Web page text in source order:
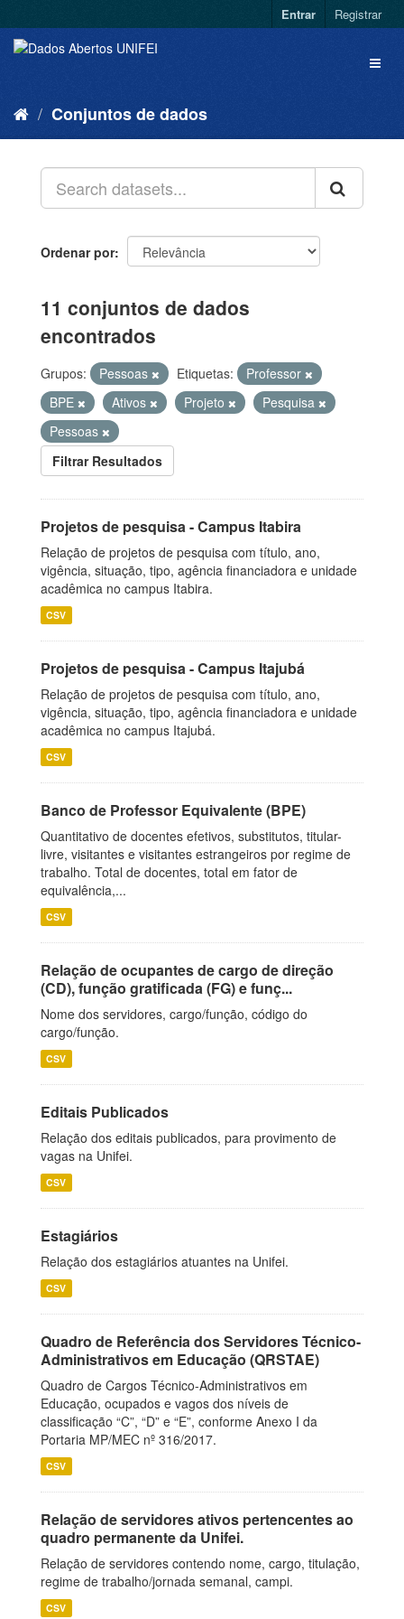
Entrar Registrar
Conjuntos de dados
Ordenar por
11 conjuntos de dados
encontrados
Grupos: Pessoas Etiquetas:
Professor
BPE
Ativos Projeto
Pesquisa
Pessoas
Filtrar Resultados
Projetos de pesquisa - Campus Itabira
Relação de projetos de pesquisa com título, ano,
vigência, situação, tipo, agência financiadora e unidade
acadêmica no campus Itabira.
CSV
Projetos de pesquisa - Campus Itajubá
Relação de projetos de pesquisa com título, ano,
vigência, situação, tipo, agência financiadora e unidade
acadêmica no campus Itajubá.
CSV
Banco de Professor Equivalente (BPE)
Quantitativo de docentes efetivos, substitutos, titular-
livre, visitantes e visitantes estrangeiros por regime de
trabalho. Total de docentes, total em fator de
equivalência,...
CSV
Relação de ocupantes de cargo de direção
(CD), função gratificada (FG) e funç...
Nome dos servidores, cargo/função, código do
cargo/função.
CSV
Editais Publicados
Relação dos editais publicados, para provimento de
vagas na Unifei.
CSV
Estagiários
Relação dos estagiários atuantes na Unifei.
CSV
Quadro de Referência dos Servidores Técnico-
Administrativos em Educação (QRSTAE)
Quadro de Cargos Técnico-Administrativos em
Educação, ocupados e vagos dos níveis de
classificação “C”, “D” e “E”, conforme Anexo I da
Portaria MP/MEC nº 316/2017.
CSV
Relação de servidores ativos pertencentes ao
quadro permanente da Unifei.
Relação de servidores contendo nome, cargo, titulação,
regime de trabalho/jornada semanal, campi.
CSV